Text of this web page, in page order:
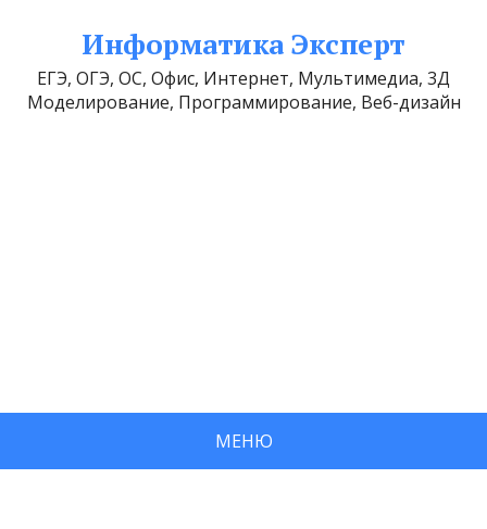
Информатика Эксперт
ЕГЭ, ОГЭ, ОС, Офис, Интернет, Мультимедиа, 3Д
Моделирование, Программирование, Веб-дизайн
МЕНЮ